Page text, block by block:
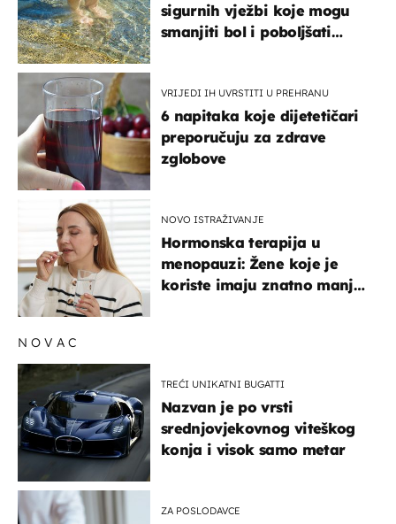
sigurnih vježbi koje mogu
smanjiti bol i poboljšati
VRIJEDI IH UVRSTITI U PREHRANU
6 napitaka koje dijetetičari
preporučuju za zdrave
zglobove
NOVO ISTRAŽIVANJE
Hormonska terapija u
menopauzi: Žene koje je
koriste imaju znatno manji
NOVAC
TREĆI UNIKATNI BUGATTI
Nazvan je po vrsti
srednjovjekovnog viteškog
konja i visok samo metar
ZA POSLODAVCE